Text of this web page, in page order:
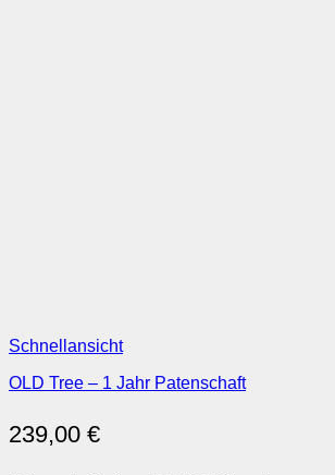
Schnellansicht
OLD Tree – 1 Jahr Patenschaft
239,00 €